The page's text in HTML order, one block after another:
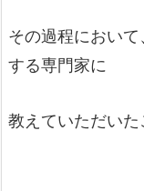
その過程におい
する専門家に
教えていただいた